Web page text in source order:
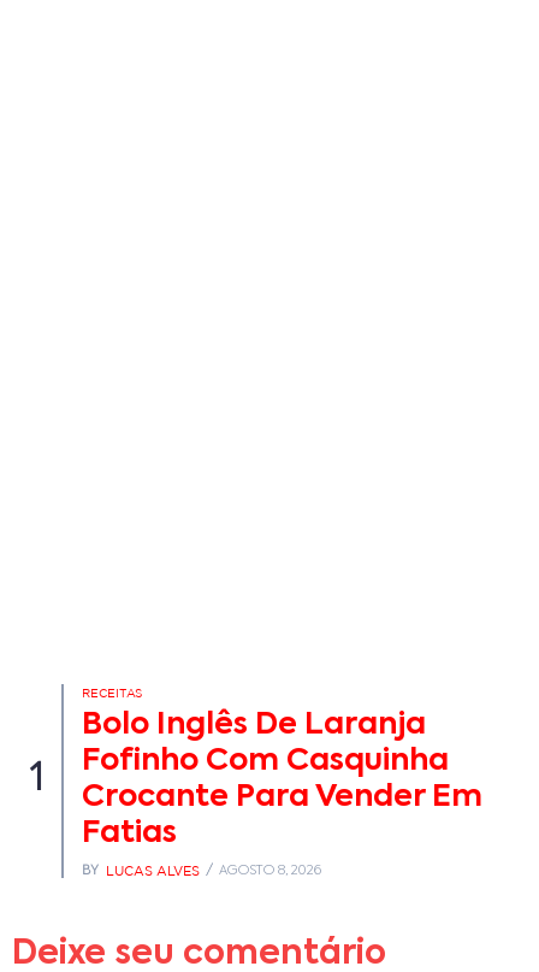
1
RECEITAS
Bolo Inglês De Laranja
Fofinho Com Casquinha
Crocante Para Vender Em
Fatias
BY LUCAS ALVES AGOSTO 8, 2026
Deixe seu comentário